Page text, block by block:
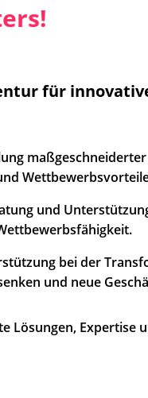
für
und
bei der
und neue
Lösungen, Expertise